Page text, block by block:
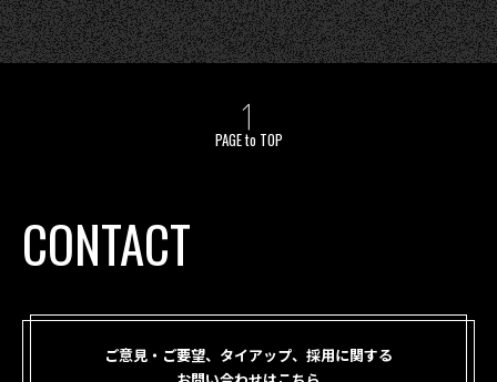
PAGE to TOP
CONTACT
ご意見・ご要望、タイアップ、採用に関する